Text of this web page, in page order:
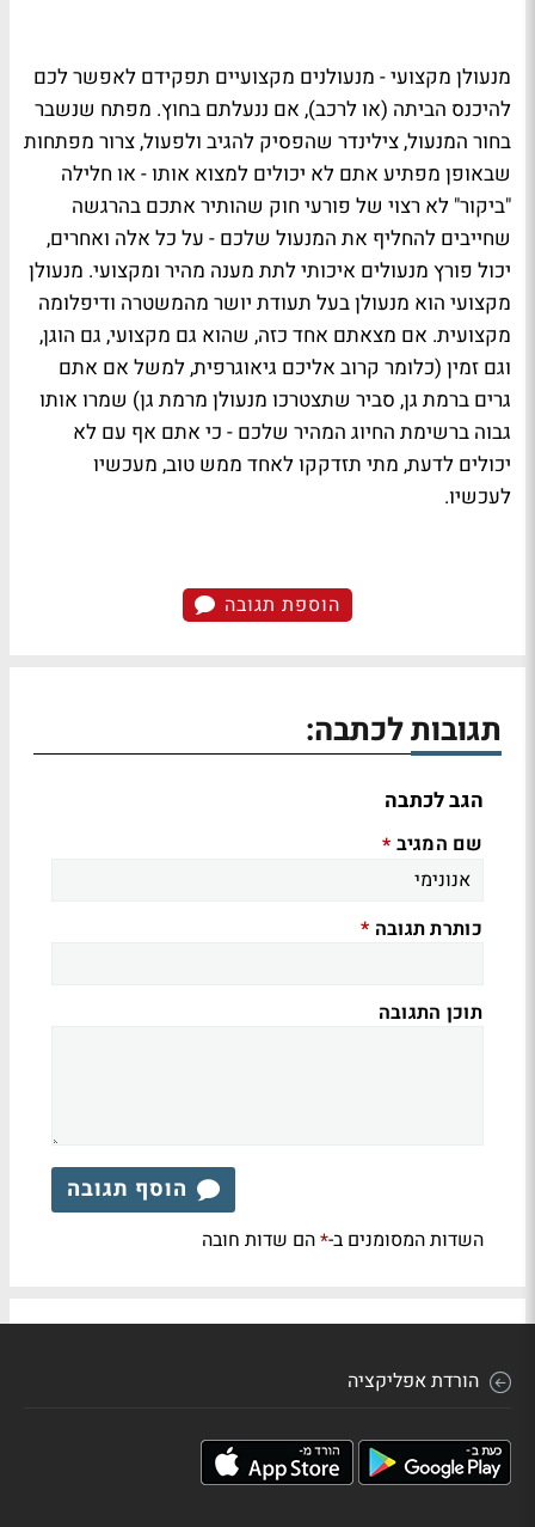
מנעולן מקצועי - מנעולנים מקצועיים תפקידם לאפשר לכם
להיכנס הביתה (או לרכב), אם ננעלתם בחוץ. מפתח שנשבר
בחור המנעול, צילינדר שהפסיק להגיב ולפעול, צרור מפתחות
שבאופן מפתיע אתם לא יכולים למצוא אותו - או חלילה
"ביקור" לא רצוי של פורעי חוק שהותיר אתכם בהרגשה
שחייבים להחליף את המנעול שלכם - על כל אלה ואחרים,
יכול פורץ מנעולים איכותי לתת מענה מהיר ומקצועי. מנעולן
מקצועי הוא מנעולן בעל תעודת יושר מהמשטרה ודיפלומה
מקצועית. אם מצאתם אחד כזה, שהוא גם מקצועי, גם הוגן,
וגם זמין (כלומר קרוב אליכם גיאוגרפית, למשל אם אתם
גרים ברמת גן, סביר שתצטרכו מנעולן מרמת גן) שמרו אותו
גבוה ברשימת החיוג המהיר שלכם - כי אתם אף עם לא
יכולים לדעת, מתי תזדקקו לאחד ממש טוב, מעכשיו
לעכשיו.
הוספת תגובה
תגובות לכתבה:
הגב לכתבה
שם המגיב *
כותרת תגובה *
תוכן התגובה
הוסף תגובה
השדות המסומנים ב-*הם שדות חובה
הורדת אפליקציה